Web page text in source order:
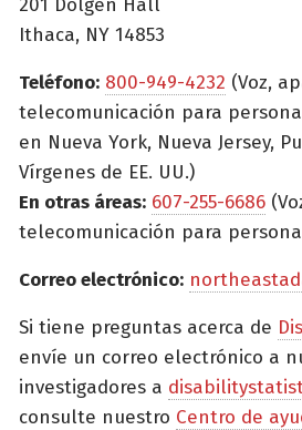
Ithaca, NY 14853
Teléfono: 800-949-4232 (Voz,
telecomunicación para
en Nueva York, Nueva Jersey,
Vírgenes de EE. UU.)
En otras áreas: 607-255-6686
telecomunicación para
Correo electrónico:
Si tiene preguntas acerca de
envíe un correo electrónico a
investigadores a
consulte nuestro Centro de